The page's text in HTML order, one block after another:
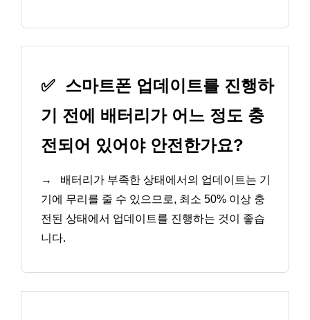
✅ 스마트폰 업데이트를 진행하
기 전에 배터리가 어느 정도 충
전되어 있어야 안전한가요?
→
배터리가 부족한 상태에서의 업데이트는 기
기에 무리를 줄 수 있으므로, 최소 50% 이상 충
전된 상태에서 업데이트를 진행하는 것이 좋습
니다.